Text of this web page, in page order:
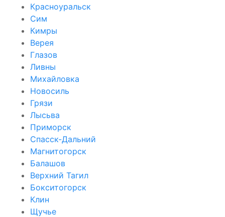
Красноуральск
Сим
Кимры
Верея
Глазов
Ливны
Михайловка
Новосиль
Грязи
Лысьва
Приморск
Спасск-Дальний
Магнитогорск
Балашов
Верхний Тагил
Бокситогорск
Клин
Щучье